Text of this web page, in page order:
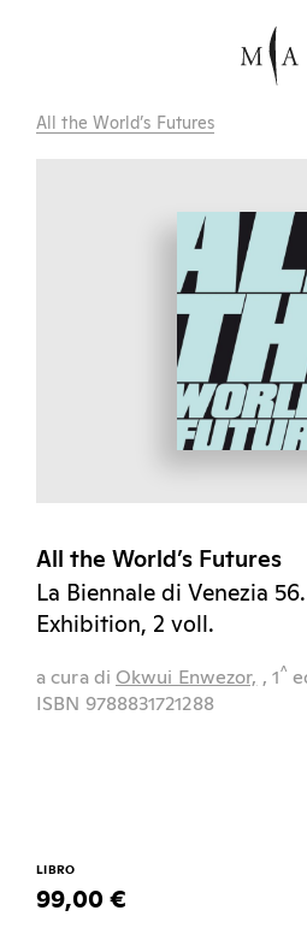
All the World’s Futures
All the World’s Futures
La Biennale di Venezia
Exhibition, 2 voll.
a cura di Okwui Enwezor, , 1^
ISBN 9788831721288
LIBRO
99,00 €